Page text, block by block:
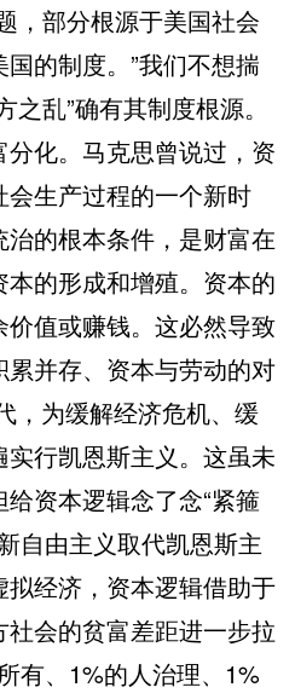
，部分根源于美国社会
的制度。”我们不想揣
乱”确有其制度根源。
化。马克思曾说过，资
生产过程的一个新时
的根本条件，是财富在
的形成和增殖。资本的
值或赚钱。这必然导致
并存、资本与劳动的对
，为缓解经济危机、缓
行凯恩斯主义。这虽未
资本逻辑念了念“紧箍
自由主义取代凯恩斯主
拟经济，资本逻辑借助于
会的贫富差距进一步拉
有、1%的人治理、1%